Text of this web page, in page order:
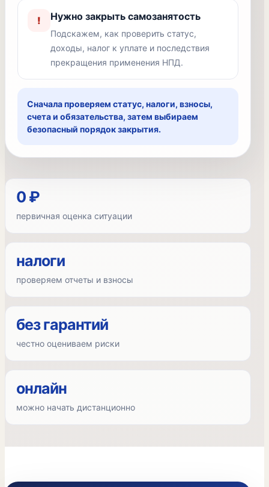
! Нужно закрыть самозанятость
Подскажем, как проверить статус,
доходы, налог к уплате и последствия
прекращения применения НПД.
Сначала проверяем статус, налоги, взносы,
счета и обязательства, затем выбираем
безопасный порядок закрытия.
0 ₽
первичная оценка ситуации
налоги
проверяем отчеты и взносы
без гарантий
честно оцениваем риски
онлайн
можно начать дистанционно